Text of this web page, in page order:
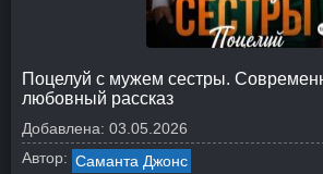
Поцелуй с мужем сестры.
любовный рассказ
Добавлена: 03.05.2026
Автор: Саманта Джонс